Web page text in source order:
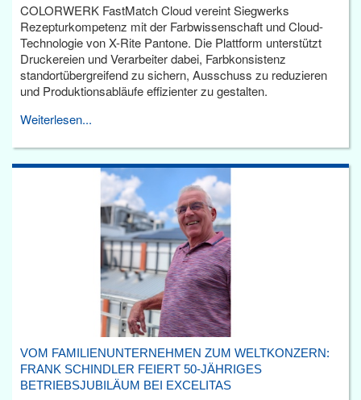
COLORWERK FastMatch Cloud vereint Siegwerks
Rezepturkompetenz mit der Farbwissenschaft und Cloud-
Technologie von X-Rite Pantone. Die Plattform unterstützt
Druckereien und Verarbeiter dabei, Farbkonsistenz
standortübergreifend zu sichern, Ausschuss zu reduzieren
und Produktionsabläufe effizienter zu gestalten.
Weiterlesen...
VOM FAMILIENUNTERNEHMEN ZUM WELTKONZERN:
FRANK SCHINDLER FEIERT 50-JÄHRIGES
BETRIEBSJUBILÄUM BEI EXCELITAS